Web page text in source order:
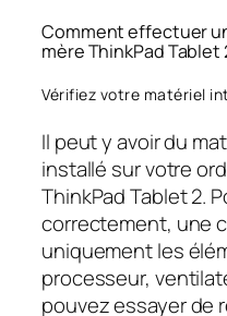
Comment effectuer
mère ThinkPad Tablet
Vérifiez votre matériel
Il peut y avoir du
installé sur votre
ThinkPad Tablet 2.
correctement, une
uniquement les
processeur,
pouvez essayer de